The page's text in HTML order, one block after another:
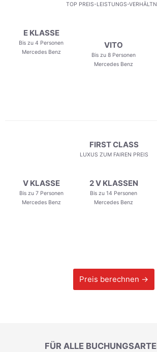
TOP PREIS-LEISTUNGS-
E KLASSE
Bis zu 4 Personen
Mercedes Benz
VITO
Bis zu 8 Personen
Mercedes Benz
FIRST CLASS
LUXUS ZUM FAIREN PREIS
V KLASSE
Bis zu 7 Personen
Mercedes Benz
2 V KLASSEN
Bis zu 14 Personen
Mercedes Benz
Preis berechnen →
FÜR ALLE